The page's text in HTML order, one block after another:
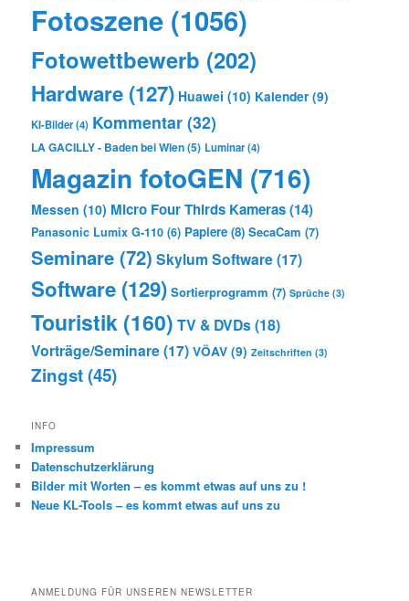
Fotoszene (1056)
Fotowettbewerb (202)
Hardware (127) Huawei (10) Kalender (9)
KI-Bilder(4) Kommentar (32)
LA GACILLY - Baden bei Wien(5) Luminar(4)
Magazin fotoGEN (716)
Messen (10) Micro Four Thirds Kameras(14)
Panasonic Lumix G-110 (6) Papiere (8) SecaCam (7)
Seminare (72) Skylum Software(17)
Software (129) Sortierprogramm (7) Sprüche (3)
Touristik (160) TV & DVDs(18)
Vorträge/Seminare(17) VÖAV (9) Zeitschriften (3)
Zingst(45)
INFO
Impressum
Datenschutzerklärung
Bilder mit Worten – es kommt etwas auf uns zu !
Neue KL-Tools – es kommt etwas auf uns zu
ANMELDUNG FÜR UNSEREN NEWSLETTER